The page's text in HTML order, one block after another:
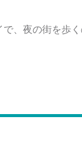
、夜の街を歩